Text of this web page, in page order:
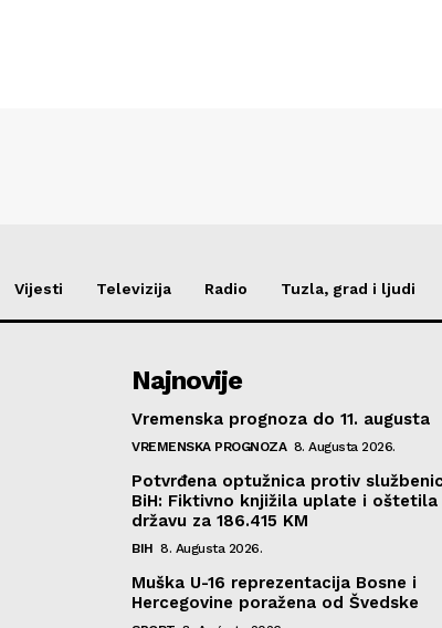
Vijesti Televizija Radio Tuzla, grad i ljudi
Najnovije
Vremenska prognoza do 11. augusta
VREMENSKA PROGNOZA 8. Augusta 2026.
Potvrđena optužnica protiv
BiH: Fiktivno knjižila uplate i oštetila
državu za 186.415 KM
BIH 8. Augusta 2026.
Muška U-16 reprezentacija Bosne i
Hercegovine poražena od Švedske